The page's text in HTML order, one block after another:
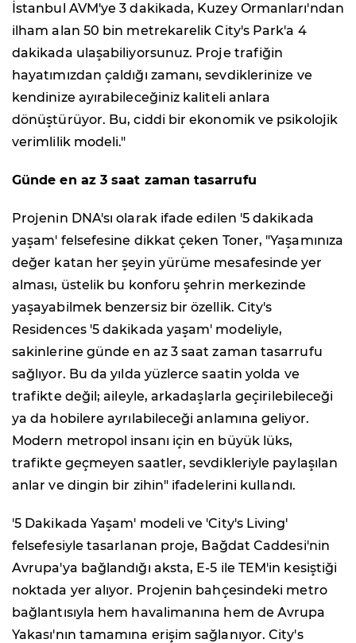
İstanbul AVM'ye 3 dakikada, Kuzey Ormanları'ndan
ilham alan 50 bin metrekarelik City's Park'a 4
dakikada ulaşabiliyorsunuz. Proje trafiğin
hayatımızdan çaldığı zamanı, sevdiklerinize ve
kendinize ayırabileceğiniz kaliteli anlara
dönüştürüyor. Bu, ciddi bir ekonomik ve psikolojik
verimlilik modeli."
Günde en az 3 saat zaman tasarrufu
Projenin DNA'sı olarak ifade edilen '5 dakikada
yaşam' felsefesine dikkat çeken Toner, "Yaşamınıza
değer katan her şeyin yürüme mesafesinde yer
alması, üstelik bu konforu şehrin merkezinde
yaşayabilmek benzersiz bir özellik. City's
Residences '5 dakikada yaşam' modeliyle,
sakinlerine günde en az 3 saat zaman tasarrufu
sağlıyor. Bu da yılda yüzlerce saatin yolda ve
trafikte değil; aileyle, arkadaşlarla geçirilebileceği
ya da hobilere ayrılabileceği anlamına geliyor.
Modern metropol insanı için en büyük lüks,
trafikte geçmeyen saatler, sevdikleriyle paylaşılan
anlar ve dingin bir zihin" ifadelerini kullandı.
'5 Dakikada Yaşam' modeli ve 'City's Living'
felsefesiyle tasarlanan proje, Bağdat Caddesi'nin
Avrupa'ya bağlandığı aksta, E-5 ile TEM'in kesiştiği
noktada yer alıyor. Projenin bahçesindeki metro
bağlantısıyla hem havalimanına hem de Avrupa
Yakası'nın tamamına erişim sağlanıyor. City's